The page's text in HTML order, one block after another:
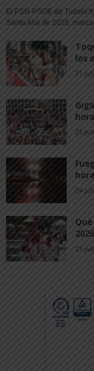
El PSN-PSOE de Tudela
Santa Ana de 2026,
los
31
25
24
2026
23